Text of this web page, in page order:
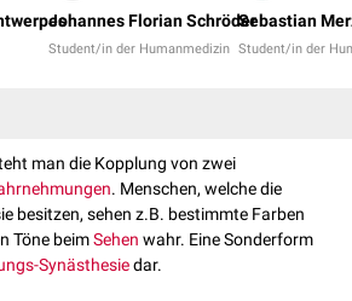
Johannes Florian Schröder
Student/in der Humanmedizin
Sebastian
Student/in der
man die Kopplung von zwei
. Menschen, welche die
besitzen, sehen z.B. bestimmte Farben
Töne beimSehen wahr. Eine Sonderform
Synästhesiedar.